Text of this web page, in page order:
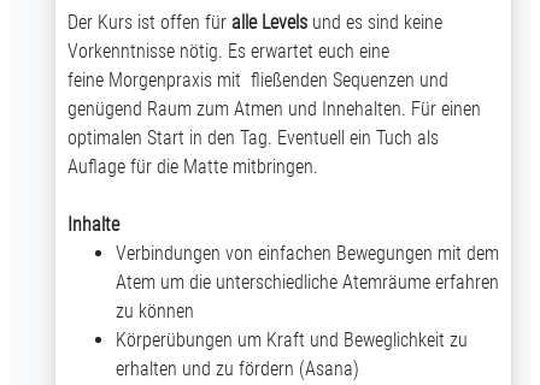
Der Kurs ist offen für alle Levelsund es sind keine
Vorkenntnisse nötig. Es erwartet euch eine
feine Morgenpraxis mit fließenden Sequenzen und
genügend Raum zum Atmen und Innehalten. Für einen
optimalen Start in den Tag. Eventuell ein Tuch als
Auflage für die Matte mitbringen.
Inhalte
Verbindungen von einfachen Bewegungen mit dem
Atem um die unterschiedliche Atemräume erfahren
zu können
Körperübungen um Kraft und Beweglichkeit zu
erhalten und zu fördern (Asana)